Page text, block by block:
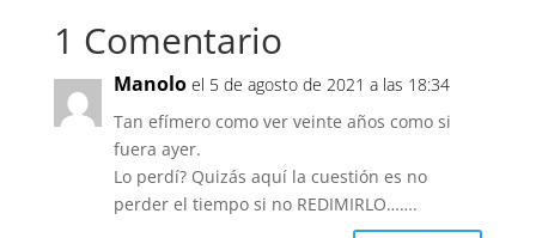
1 Comentario
Manolo el 5 de agosto de 2021 a las 18:34
Tan efímero como ver veinte años como si
fuera ayer.
Lo perdí? Quizás aquí la cuestión es no
perder el tiempo si no REDIMIRLO…….